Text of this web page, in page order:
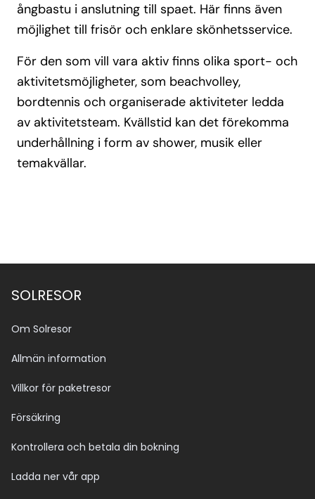
ångbastu i anslutning till spaet. Här finns även
möjlighet till frisör och enklare skönhetsservice.
För den som vill vara aktiv finns olika sport- och
aktivitetsmöjligheter, som beachvolley,
bordtennis och organiserade aktiviteter ledda
av aktivitetsteam. Kvällstid kan det förekomma
underhållning i form av shower, musik eller
temakvällar.
SOLRESOR
Om Solresor
Allmän information
Villkor för paketresor
Försäkring
Kontrollera och betala din bokning
Ladda ner vår app